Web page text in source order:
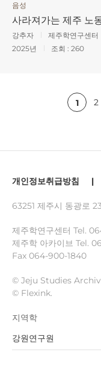
음성
사라져가는 제주 노
강추자
제주학연구센터
2025년
조회 : 260
1 2
개인정보취급방침 |
63251 제주시 동광로
제주학연구센터 Tel.
제주학 아카이브 Tel.
Fax 064-900-1840
© Jeju Studies
© Flexink.
지역학
강원연구원